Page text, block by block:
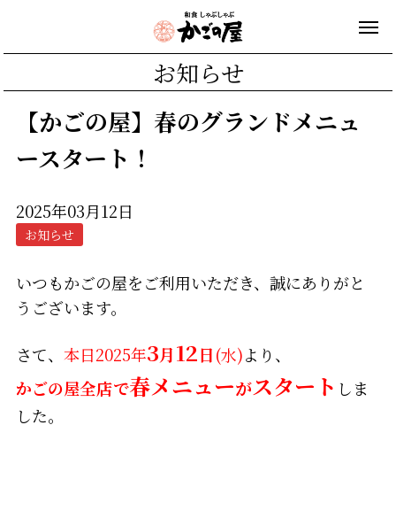
お知らせ
【かごの屋】春のグランドメニュ
ースタート！
2025年03月12日
お知らせ
いつもかごの屋をご利用いただき、誠にありがと
うございます。
さて、 本日2025年3月12日(水)より、
かごの屋全店で春メニューがスタート しま
した。